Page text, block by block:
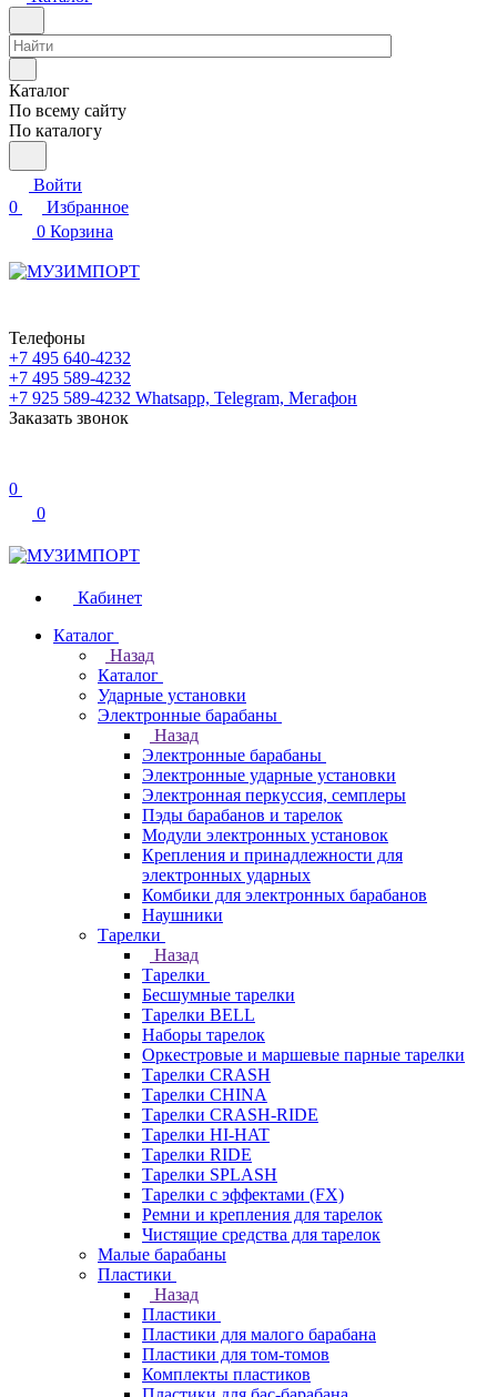
Каталог
По всему сайту
По каталогу
Войти
0
Избранное
0 Корзина
Телефоны
+7 495 640-4232
+7 495 589-4232
+7 925 589-4232 Whatsapp, Telegram, Мегафон
Заказать звонок
0
0
Кабинет
Каталог
Назад
Каталог
Ударные установки
Электронные барабаны
Назад
Электронные барабаны
Электронные ударные установки
Электронная перкуссия, семплеры
Пэды барабанов и тарелок
Модули электронных установок
Крепления и принадлежности для
электронных ударных
Комбики для электронных барабанов
Наушники
Тарелки
Назад
Тарелки
Бесшумные тарелки
Тарелки BELL
Наборы тарелок
Оркестровые и маршевые парные тарелки
Тарелки CRASH
Тарелки CHINA
Тарелки CRASH-RIDE
Тарелки HI-HAT
Тарелки RIDE
Тарелки SPLASH
Тарелки с эффектами (FX)
Ремни и крепления для тарелок
Чистящие средства для тарелок
Малые барабаны
Пластики
Назад
Пластики
Пластики для малого барабана
Пластики для том-томов
Комплекты пластиков